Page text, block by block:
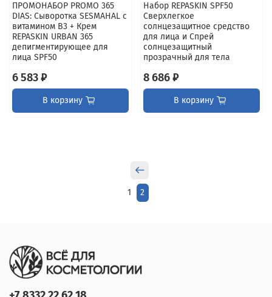
ПРОМОНАБОР PROMO 365
DIAS: Сыворотка SESMAHAL с
витамином B3 + Крем
REPASKIN URBAN 365
депигментирующее для
лица SPF50
6 583 ₽
В корзину
Набор REPASKIN SPF50
Сверхлегкое
солнцезащитное средство
для лица и Спрей
солнцезащитный
прозрачный для тела
8 686 ₽
В корзину
1 2